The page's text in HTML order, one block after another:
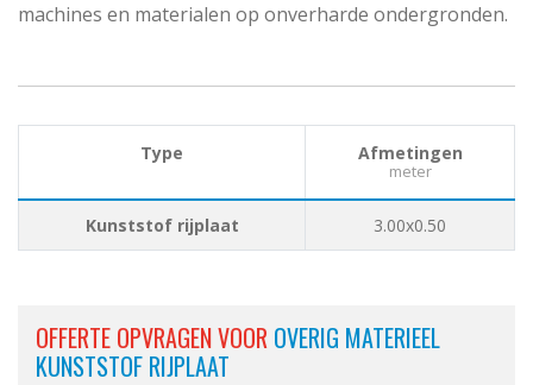
machines en materialen op onverharde ondergronden.
Type Afmetingen
meter
Kunststof rijplaat 3.00x0.50
OFFERTE OPVRAGEN VOOR OVERIG MATERIEEL
KUNSTSTOF RIJPLAAT